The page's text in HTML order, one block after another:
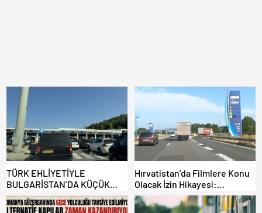
TÜRK EHLİYETİYLE
BULGARİSTAN’DA KÜÇÜK
HATA, ARACINA 6 AY EL
KONULMASINA YOL AÇTI
Hırvatistan’da Filmlere Konu
Olacak İzin Hikayesi:
Benzinlikte Eşini Unuttu!